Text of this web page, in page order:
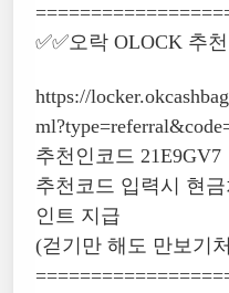
✅✅오락 OLOCK 추
https://
추천인코드 21E9GV7
추천코드 입력시 현
인트 지급
(걷기만 해도 만보기